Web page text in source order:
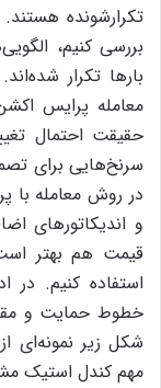
تکرارشونده
بررسی کنیم،
بارها تکرار
معامله پرایس
حقیقت احتمال
سرنخ‌هایی برای
در روش معامله با
و اندیکاتورهای
قیمت هم بهتر
استفاده کنیم. در
خطوط حمایت و
شکل زیر نمونه‌ای
مهم کندل